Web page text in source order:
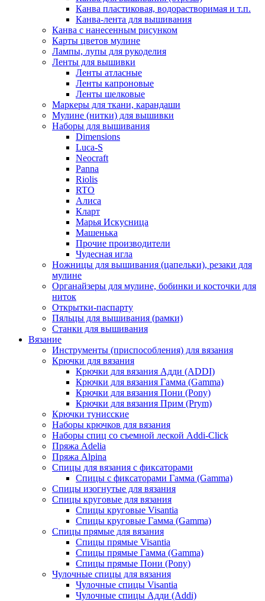
Канва пластиковая, водорастворимая и т.п.
Канва-лента для вышивания
Канва с нанесенным рисунком
Карты цветов мулине
Лампы, лупы для рукоделия
Ленты для вышивки
Ленты атласные
Ленты капроновые
Ленты шелковые
Маркеры для ткани, карандаши
Мулине (нитки) для вышивки
Наборы для вышивания
Dimensions
Luca-S
Neocraft
Panna
Riolis
RTO
Алиса
Кларт
Марья Искусница
Машенька
Прочие производители
Чудесная игла
Ножницы для вышивания (цапельки), резаки для
мулине
Органайзеры для мулине, бобинки и косточки для
ниток
Открытки-паспарту
Пяльцы для вышивания (рамки)
Станки для вышивания
Вязание
Инструменты (приспособления) для вязания
Крючки для вязания
Крючки для вязания Адди (ADDI)
Крючки для вязания Гамма (Gamma)
Крючки для вязания Пони (Pony)
Крючки для вязания Прим (Prym)
Крючки тунисские
Наборы крючков для вязания
Наборы спиц со съемной леской Addi-Click
Пряжа Adelia
Пряжа Alpina
Спицы для вязания с фиксаторами
Спицы с фиксаторами Гамма (Gamma)
Спицы изогнутые для вязания
Спицы круговые для вязания
Спицы круговые Visantia
Спицы круговые Гамма (Gamma)
Спицы прямые для вязания
Спицы прямые Visantia
Спицы прямые Гамма (Gamma)
Спицы прямые Пони (Pony)
Чулочные спицы для вязания
Чулочные спицы Visantia
Чулочные спицы Адди (Addi)